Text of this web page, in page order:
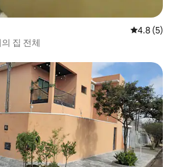
평점 4.8점
4.8 (5)
집 전체